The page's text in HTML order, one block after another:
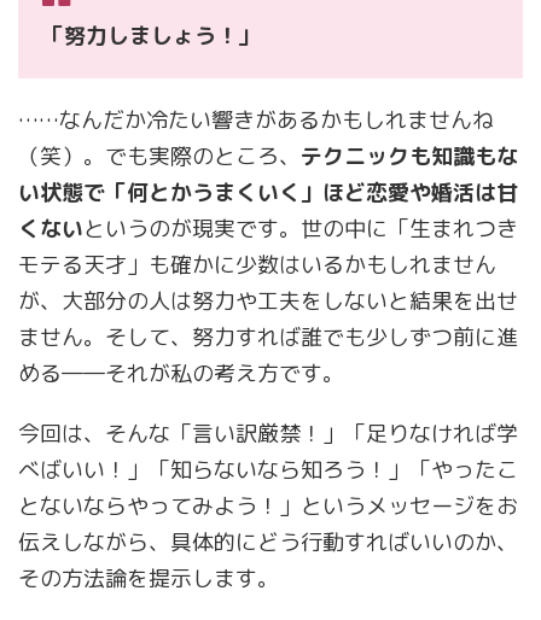
「努力しましょう！」
……なんだか冷たい響きがあるかもしれませんね
（笑）。でも実際のところ、 テクニックも知識もな
い状態で「何とかうまくいく」ほど恋愛や婚活は甘
くないというのが現実です。世の中に「生まれつき
モテる天才」も確かに少数はいるかもしれません
が、大部分の人は努力や工夫をしないと結果を出せ
ません。そして、努力すれば誰でも少しずつ前に進
める――それが私の考え方です。
今回は、そんな「言い訳厳禁！」「足りなければ学
べばいい！」「知らないなら知ろう！」「やったこ
とないならやってみよう！」というメッセージをお
伝えしながら、具体的にどう行動すればいいのか、
その方法論を提示します。